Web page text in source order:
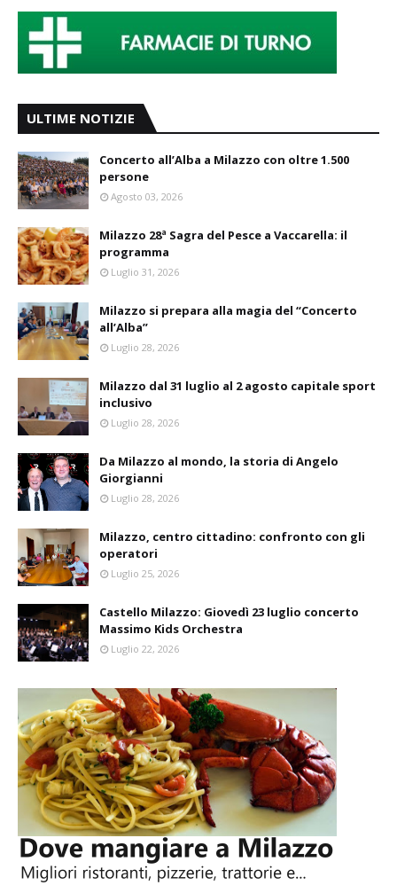
ULTIME NOTIZIE
Concerto all’Alba a Milazzo con oltre 1.500
persone
Agosto 03, 2026
Milazzo 28ª Sagra del Pesce a Vaccarella: il
programma
Luglio 31, 2026
Milazzo si prepara alla magia del “Concerto
all’Alba”
Luglio 28, 2026
Milazzo dal 31 luglio al 2 agosto capitale sport
inclusivo
Luglio 28, 2026
Da Milazzo al mondo, la storia di Angelo
Giorgianni
Luglio 28, 2026
Milazzo, centro cittadino: confronto con gli
operatori
Luglio 25, 2026
Castello Milazzo: Giovedì 23 luglio concerto
Massimo Kids Orchestra
Luglio 22, 2026